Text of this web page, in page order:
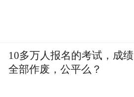
10多万人报名的考试，成绩
全部作废，公平么？